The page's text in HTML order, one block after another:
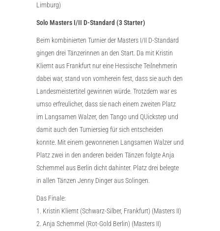
Limburg)
Solo Masters I/II D-Standard (3 Starter)
Beim kombinierten Turnier der Masters I/II D-Standard
gingen drei Tänzerinnen an den Start. Da mit Kristin
Kliemt aus Frankfurt nur eine Hessische Teilnehmerin
dabei war, stand von vornherein fest, dass sie auch den
Landesmeistertitel gewinnen würde. Trotzdem war es
umso erfreulicher, dass sie nach einem zweiten Platz
im Langsamen Walzer, den Tango und QUickstep und
damit auch den Turniersieg für sich entscheiden
konnte. Mit einem gewonnenen Langsamen Walzer und
Platz zwei in den anderen beiden Tänzen folgte Anja
Schemmel aus Berlin dicht dahinter. Platz drei belegte
in allen Tänzen Jenny Dinger aus Solingen.
Das Finale:
1. Kristin Kliemt (Schwarz-Silber, Frankfurt) (Masters II)
2. Anja Schemmel (Rot-Gold Berlin) (Masters II)